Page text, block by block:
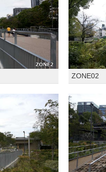
ZONE02